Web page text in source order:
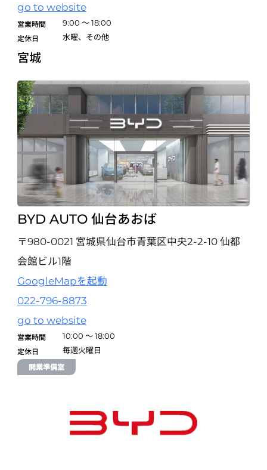
BYD AUTO 練馬
〒177-0033 東京都練馬区高野台4丁目22-24
BYD AUTO 調布
〒182-0015 東京都調布市八雲台2-3-1 アクセル調布内
042-444-6070
試乗予約
BYD AUTO 立川
〒190-0015 東京都立川市泉町935-27 COMMONS TACHIKAWA
TACHIHI 08
042-506-0035
試乗予約
〒190-0015 東京都立川市泉町935-27 COMMONS TACHIKAWA
TACHIHI 08（BYD AUTO 立川 店舗内）
042-506-0035
BYD AUTO 東名横浜
〒226-0026 神奈川県横浜市緑区長津田町5814-5
go to website
営業時間 9:00 ～ 18:00
定休日 水曜、その他
宮城
BYD AUTO 仙台あおば
〒980-0021 宮城県仙台市青葉区中央2-2-10 仙都
会館ビル1階
GoogleMapを起動
022-796-8873
go to website
営業時間 10:00 ～ 18:00
定休日 毎週火曜日
開業準備室